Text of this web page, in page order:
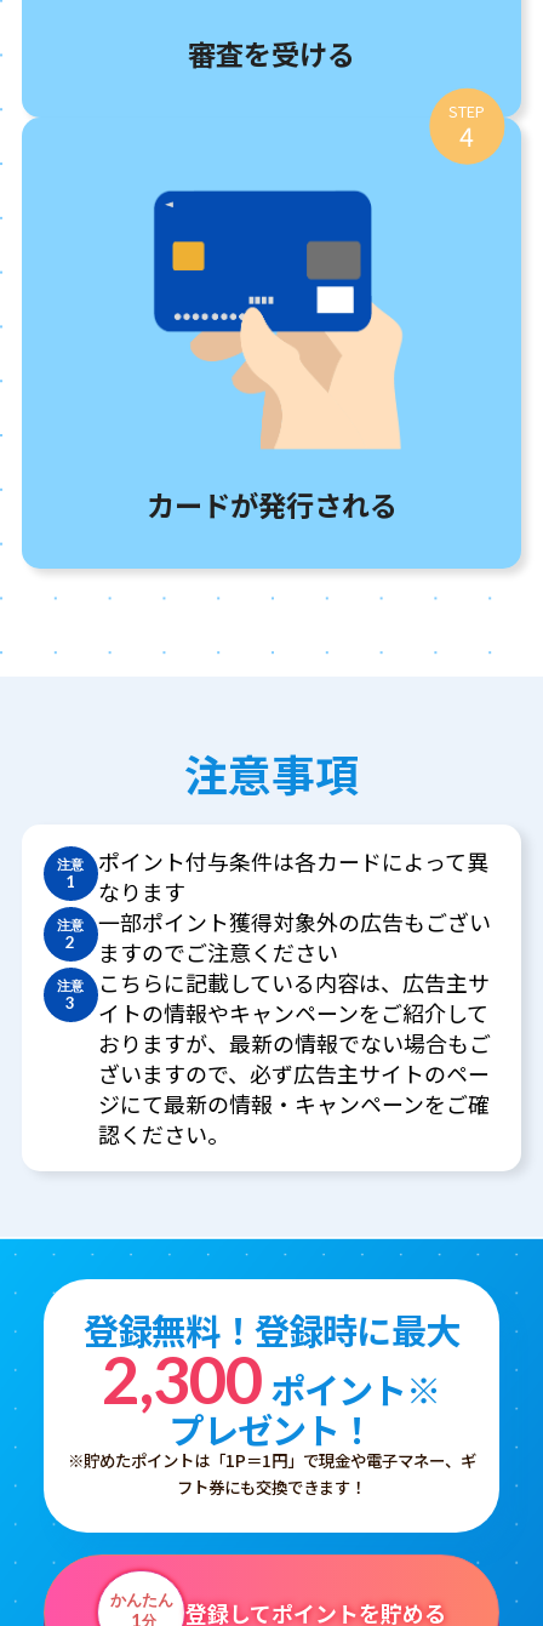
審査を受ける
STEP
4
カードが発行される
注意事項
注意
1
ポイント付与条件は各カードによって異
なります
注意
2
一部ポイント獲得対象外の広告もござい
ますのでご注意ください
注意
3
こちらに記載している内容は、広告主サ
イトの情報やキャンペーンをご紹介して
おりますが、最新の情報でない場合もご
ざいますので、必ず広告主サイトのペー
ジにて最新の情報・キャンペーンをご確
認ください。
登録無料！登録時に最大
2,300ポイント※
プレゼント！
※貯めたポイントは「1P＝1円」で現金や電子マネー、ギ
フト券にも交換できます！
かんたん
1分 登録してポイントを貯める